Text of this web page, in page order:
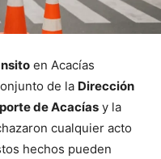
en Acacías
de la Dirección
de Acacías y la
cualquier acto
hechos pueden